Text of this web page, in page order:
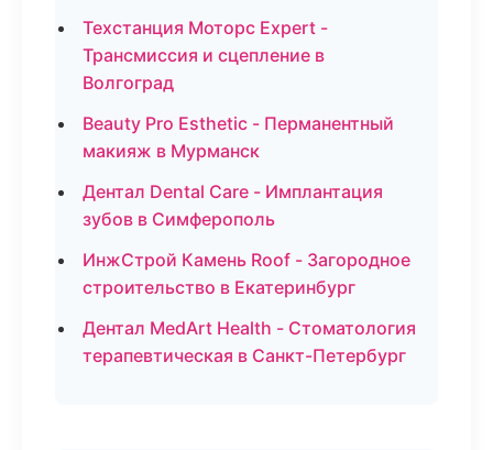
Техстанция Моторс Expert -
Трансмиссия и сцепление в
Волгоград
Beauty Pro Esthetic - Перманентный
макияж в Мурманск
Дентал Dental Care - Имплантация
зубов в Симферополь
ИнжСтрой Камень Roof - Загородное
строительство в Екатеринбург
Дентал MedArt Health - Стоматология
терапевтическая в Санкт-Петербург